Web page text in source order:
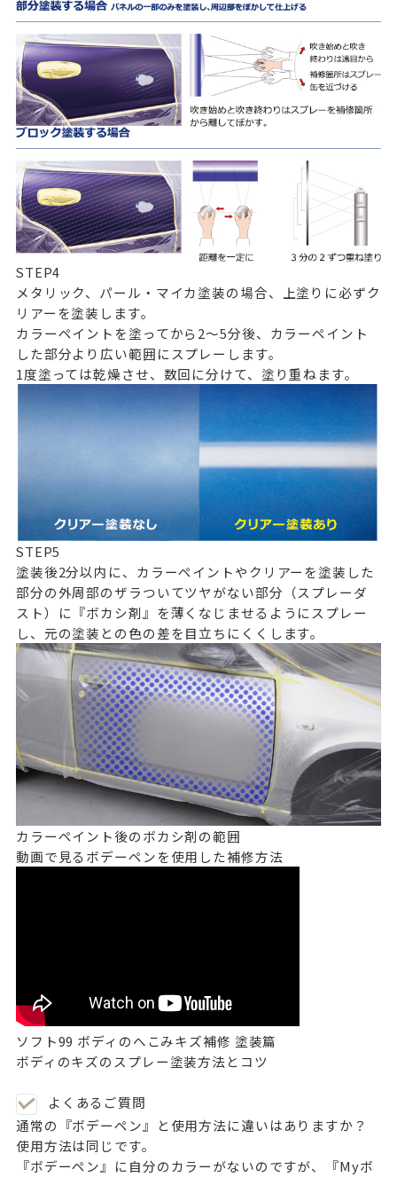
STEP4
メタリック、パール・マイカ塗装の場合、上塗りに必ずク
リアーを塗装します。
カラーペイントを塗ってから2～5分後、カラーペイント
した部分より広い範囲にスプレーします。
1度塗っては乾燥させ、数回に分けて、塗り重ねます。
STEP5
塗装後2分以内に、カラーペイントやクリアーを塗装した
部分の外周部のザラついてツヤがない部分（スプレーダ
スト）に『ボカシ剤』を薄くなじませるようにスプレー
し、元の塗装との色の差を目立ちにくくします。
カラーペイント後のボカシ剤の範囲
動画で見るボデーペンを使用した補修方法
ソフト99 ボディのへこみキズ補修 塗装篇
ボディのキズのスプレー塗装方法とコツ
よくあるご質問
通常の『ボデーペン』と使用方法に違いはありますか？
使用方法は同じです。
『ボデーペン』に自分のカラーがないのですが、『Myボ